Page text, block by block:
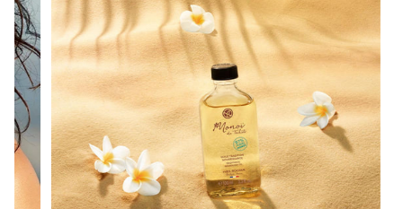
עגלת קניות